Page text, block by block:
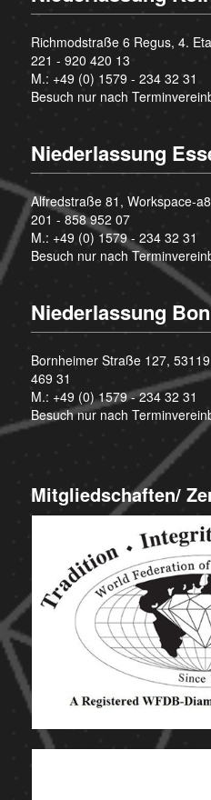
Richmodstraße 6 Regus, 4.
221 - 920 420 13
M.: +49 (0) 1579 - 234 32 31
Besuch nur nach
Niederlassung
Alfredstraße 81, Workspace-
201 - 858 952 07
M.: +49 (0) 1579 - 234 32 31
Besuch nur nach
Niederlassung
Bornheimer Straße 127,
469 31
M.: +49 (0) 1579 - 234 32 31
Besuch nur nach
Mitgliedschaften/